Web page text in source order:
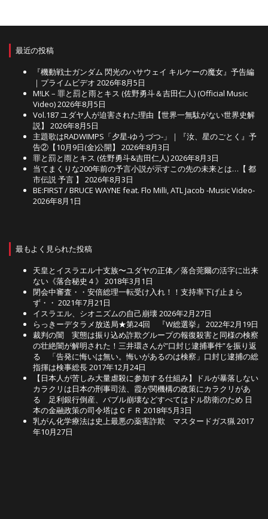
最近の投稿
『機動戦士ガンダム 閃光のハサウェイ キルケーの魔女』予告編
｜プライムビデオ 2026年8月5日
M!LK – 罪と罰と雨とキス (佐野勇斗＆吉田仁人) (Official Music
Video)2026年8月5日
Vol.187 ユダヤ人が迫害された理由【世界一無駄がない世界史解
説】
2026年8月5日
主題歌はRADWIMPS「夕星-ゆうづつ-」｜『汝、星のごとく』予
告②【10月9日(金)公開】
2026年8月3日
罪と罰と雨とキス (佐野勇斗&吉田仁人)2026年8月3日
当てまくりな200年前の予言小説が示すこの先の未来とは…【 都
市伝説 予言 】
2026年8月3日
BE:FIRST / BRUCE WAYNE feat. Flo Milli, ATL Jacob -Music Video-
2026年8月1日
最もよく見られた投稿
天皇とイスラエル十支族〜ユダヤの正体／落合莞爾の活字に出来
ない《落合秘史４》 2018年3月1日
閉会中審査・・安倍総理一転受け入れ！！支持率下げ止まら
ず・・ 2021年7月21日
イスラエル、シオニズムの自己崩壊2026年2月27日
らっきーデタラメ放送局★第24回 『W総選挙』
2022年2月19日
裁判の闇 実態は振り込め詐欺グループの報復殺害と同様の検察
の壮絶闇が解明された！三井環さんが”口封じ逮捕事件”を振り返
る 「告発に悔いは無い。悔いがあるのは検察」口封じ逮捕の総
指揮は検事総長2017年12月24日
【日本人が苦しみ大量虐殺に参加する仕組み】ドルが暴落しない
カラクリは日本の刑事司法、霞が関機構の政策にカラクリがあ
る 足利銀行倒産、バブル崩壊などすべてはドル防衛のため 日
本の金融政策の司令塔はＣＦＲ 2018年5月3日
乳がん化学療法は史上最悪の薬害詐欺 マスタードガス猟2017
年10月27日